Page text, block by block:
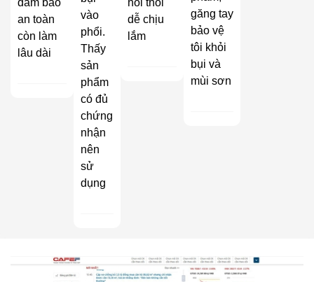
an toàn
còn làm
lâu dài
vào
phổi.
Thấy
sản
phẩm
có đủ
chứng
nhận
nên
sử
dụng
dễ chịu
lắm
găng tay
bảo vệ
tôi khỏi
bụi và
mùi sơn